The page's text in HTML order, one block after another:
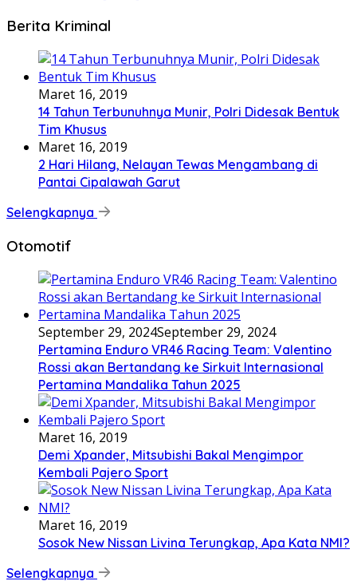
Berita Kriminal
Maret 16, 2019
14 Tahun Terbunuhnya Munir, Polri Didesak Bentuk
Tim Khusus
Maret 16, 2019
2 Hari Hilang, Nelayan Tewas Mengambang di
Pantai Cipalawah Garut
Selengkapnya
Otomotif
September 29, 2024September 29, 2024
Pertamina Enduro VR46 Racing Team: Valentino
Rossi akan Bertandang ke Sirkuit Internasional
Pertamina Mandalika Tahun 2025
Maret 16, 2019
Demi Xpander, Mitsubishi Bakal Mengimpor
Kembali Pajero Sport
Maret 16, 2019
Sosok New Nissan Livina Terungkap, Apa Kata NMI?
Selengkapnya